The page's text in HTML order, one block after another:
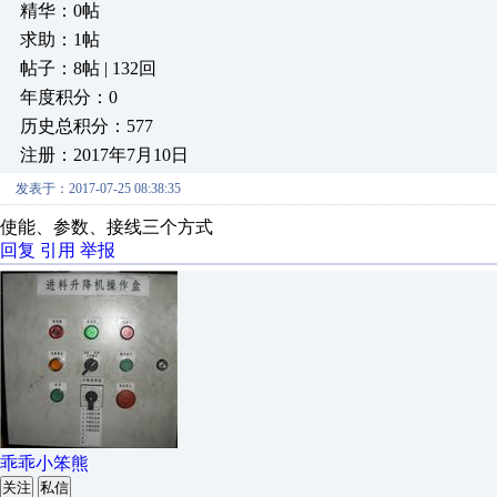
精华：0帖
求助：1帖
帖子：8帖 | 132回
年度积分：0
历史总积分：577
注册：2017年7月10日
发表于：2017-07-25 08:38:35
使能、参数、接线三个方式
回复 引用 举报
乖乖小笨熊
关注 私信